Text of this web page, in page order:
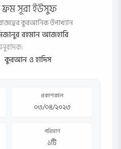
সূরা ইউসুফ
রাজত্বের কুরআনিক উপাখ্যান
রহমান আজহারি
কুরআন ও হাদিস
প্রকাশকাল
০৩/০৪/২০২৩
পরিমাণ
১টি